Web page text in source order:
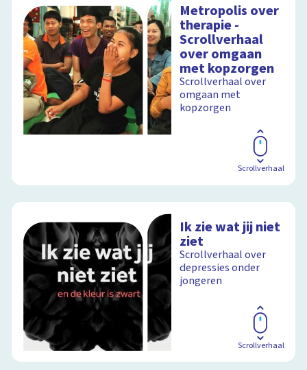
Metropolis over
therapie -
Scrollverhaal
over omgaan
met kopzorgen
Scrollverhaal over
omgaan met
kopzorgen
Scrollverhaal
Ik zie wat jij niet
ziet
Scrollverhaal over
depressies onder
jongeren
Scrollverhaal